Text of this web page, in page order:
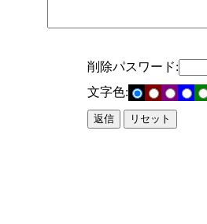
削除パスワード:
文字色: